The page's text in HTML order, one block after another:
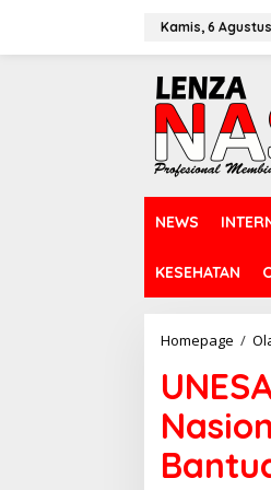
Kamis, 6
NEWS
KESEHATAN
Homepage /